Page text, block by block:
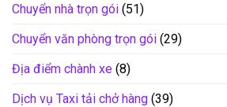
Chuyển nhà trọn gói (51)
Chuyển văn phòng trọn gói (29)
Địa điểm chành xe (8)
Dịch vụ Taxi tải chở hàng (39)